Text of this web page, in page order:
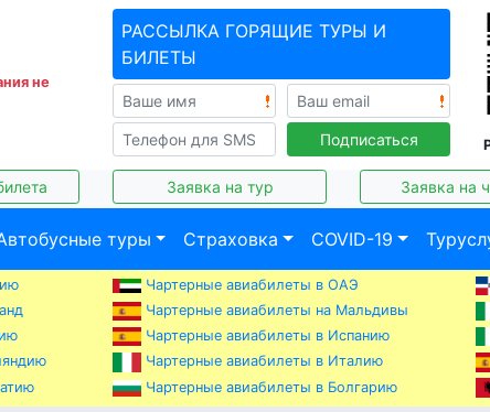
не
РАССЫЛКА ГОРЯЩИЕ ТУРЫ И
БИЛЕТЫ
Подписаться
Заявка на тур Заявка на
туры Страховка COVID-19
Чартерные авиабилеты в ОАЭ
Чартерные авиабилеты на Мальдивы
Чартерные авиабилеты в Испанию
Чартерные авиабилеты в Италию
Чартерные авиабилеты в Болгарию